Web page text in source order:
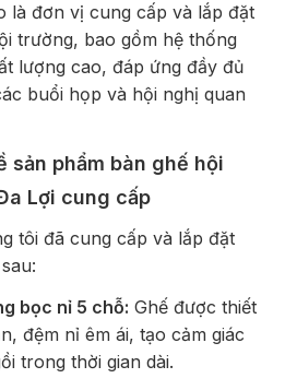
là đơn vị cung cấp và lắp đặt
trường, bao gồm hệ thống
lượng cao, đáp ứng đầy đủ
buổi họp và hội nghị quan
phẩm bàn ghế hội
Lợi cung cấp
tôi đã cung cấp và lắp đặt
bọc nỉ 5 chỗ: Ghế được thiết
đệm nỉ êm ái, tạo cảm giác
trong thời gian dài.